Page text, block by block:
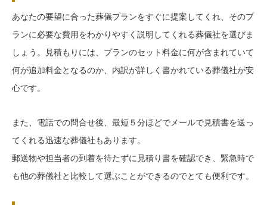
あなたの要望に合った葬儀プランをすぐに提案してくれ、そのプ
ランに必要な費用をわかりやすく説明してくれる葬儀社を選びま
しょう。見積もりには、プランのセット料金に何が含まれていて
何が追加料金となるのか、内訳が詳しく書かれている葬儀社が安
心です。
また、電話での問合せ後、最短５分ほどでメールで見積書を送っ
てくれる迅速な葬儀社もあります。
郵送物や担当者の到着を待たずに見積り書を確認でき、緊急時で
も他の葬儀社と比較して選ぶことができるのでとても便利です。